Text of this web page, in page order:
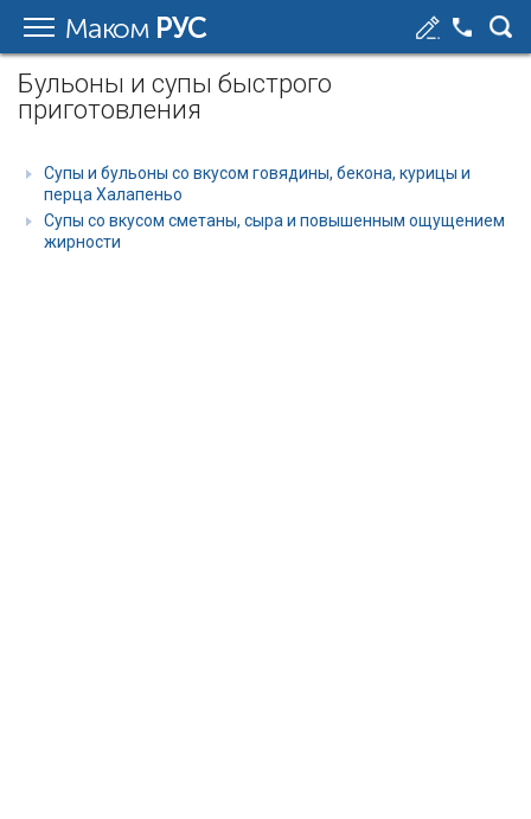
Маком РУС
Бульоны и супы быстрого
приготовления
Супы и бульоны со вкусом говядины, бекона, курицы и
перца Халапеньо
Супы со вкусом сметаны, сыра и повышенным ощущением
жирности